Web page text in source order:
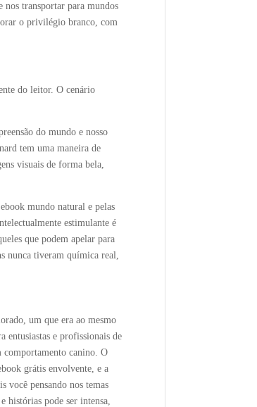
transportar para mundos
o privilégio branco, com
do leitor. O cenário
do mundo e nosso
tem uma maneira de
visuais de forma bela,
mundo natural e pelas
estimulante é
que podem apelar para
nunca tiveram química real,
um que era ao mesmo
entusiastas e profissionais de
comportamento canino. O
grátis envolvente, e a
você pensando nos temas
histórias pode ser intensa,